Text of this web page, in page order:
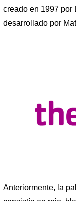
creado en 1997 por
desarrollado por
Anteriormente, la